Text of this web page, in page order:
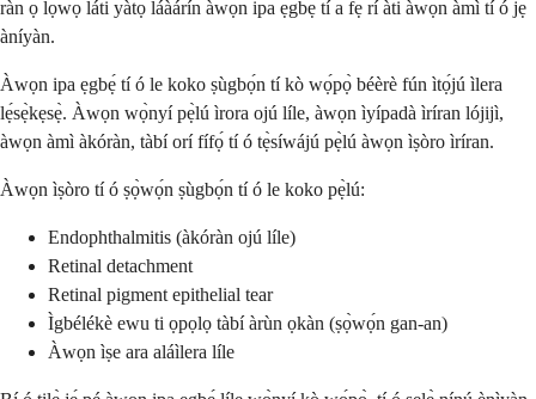
ràn ọ́ lọ́wọ́ láti yàtọ̀ láàárín àwọn ipa ẹgbẹ́ tí a fẹ́ rí àti àwọn àmì tí ó jẹ́
àníyàn.
Àwọn ipa ẹgbẹ́ tí ó le koko ṣùgbọ́n tí kò wọ́pọ̀ béèrè fún ìtọ́jú ìlera
lẹ́sẹ̀kẹsẹ̀. Àwọn wọ̀nyí pẹ̀lú ìrora ojú líle, àwọn ìyípadà ìríran lójijì,
àwọn àmì àkóràn, tàbí orí fífọ́ tí ó tẹ̀síwájú pẹ̀lú àwọn ìṣòro ìríran.
Àwọn ìṣòro tí ó ṣọ̀wọ́n ṣùgbọ́n tí ó le koko pẹ̀lú:
Endophthalmitis (àkóràn ojú líle)
Retinal detachment
Retinal pigment epithelial tear
Ìgbélékè ewu ti ọpọlọ tàbí àrùn ọkàn (ṣọ̀wọ́n gan-an)
Àwọn ìṣe ara aláìlera líle